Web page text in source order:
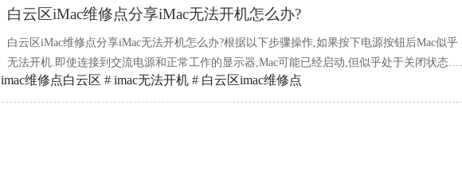
白云区iMac维修点分享iMac无法开机怎么办?
白云区iMac维修点分享iMac无法开机怎么办?根据以下步骤操作,如果按下电源按钮后Mac似乎
无法开机.即使连接到交流电源和正常工作的显示器,Mac可能已经启动,但似乎处于关闭状态.对
于这种情况,请遵循白云区iMac维修点的工程师提供的以下步骤.白云区iMac维修点分享iMac无
法开机怎么办?在Mac上按住电源按钮至少10秒钟,然后松开电源按钮.
imac维修点白云区 # imac无法开机# 白云区imac维修点